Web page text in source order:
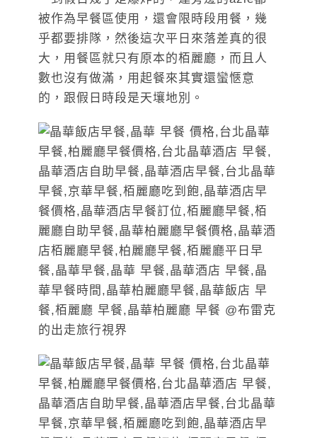
被作為早餐區使用，還會限時段用餐，幾
乎都要排隊，然後這次平日來落差真的很
大，用餐區就只有原本的栢麗廳，而且人
數也沒有做滿，用起餐來其實還蠻愜意
的，跟假日時段是天壤地別。